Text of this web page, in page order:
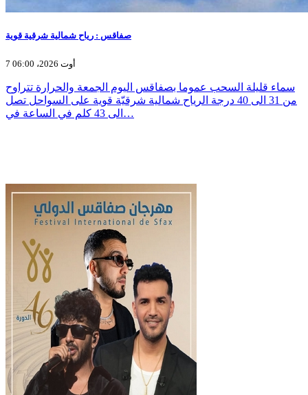
صفاقس : رياح شمالية شرقية قوية
7 أوت 2026، 06:00
سماء قليلة السحب عموما بصفاقس اليوم الجمعة والحرارة تتراوح
من 31 الى 40 درجة الرياح شمالية شرقيّة قوية على السواحل تصل
الى 43 كلم في الساعة في…